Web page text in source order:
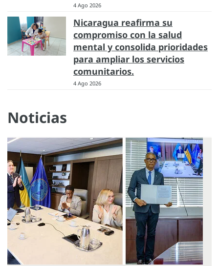
4 Ago 2026
Nicaragua reafirma su
compromiso con la salud
mental y consolida prioridades
para ampliar los servicios
comunitarios.
4 Ago 2026
Noticias